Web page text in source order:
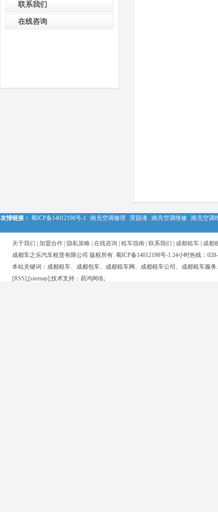
联系我们
在线咨询
友情链接： 蜀ICP备14012198号-1 南充空调修理 景园漆 南充空调维修 南充空调
关于我们 加盟合作 隐私策略 在线咨询 租车指南 联系我们 成都租车
成都
成都车之乐汽车租赁有限公司 版权所有. 蜀ICP备14012198号-1 24小时热线：
本站关键词：成都租车、成都包车、成都租车网、成都租车公司、成都租车服
[RSS];[sitemap];技术支持： 易鸿网络;